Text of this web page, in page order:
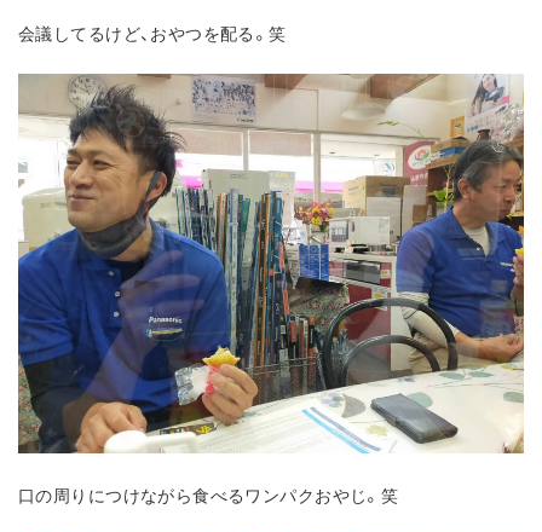
会議してるけど、おやつを配る。笑
口の周りにつけながら食べるワンパクおやじ。笑